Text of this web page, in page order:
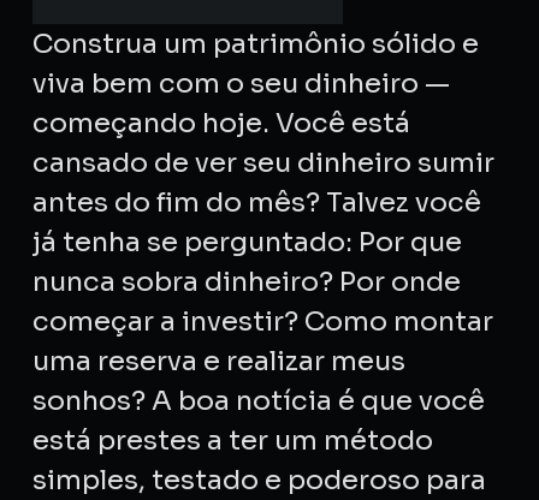
Construa um patrimônio sólido e
viva bem com o seu dinheiro —
começando hoje. Você está
cansado de ver seu dinheiro sumir
antes do fim do mês? Talvez você
já tenha se perguntado: Por que
nunca sobra dinheiro? Por onde
começar a investir? Como montar
uma reserva e realizar meus
sonhos? A boa notícia é que você
está prestes a ter um método
simples, testado e poderoso para